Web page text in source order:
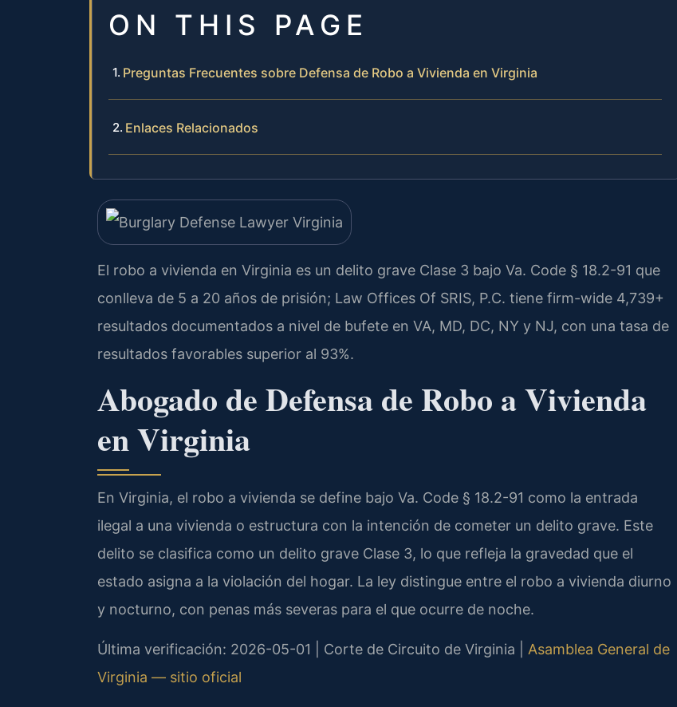
ON THIS PAGE
Preguntas Frecuentes sobre Defensa de Robo a Vivienda en Virginia
Enlaces Relacionados
El robo a vivienda en Virginia es un delito grave Clase 3 bajo Va. Code § 18.2-91 que
conlleva de 5 a 20 años de prisión; Law Offices Of SRIS, P.C. tiene firm-wide 4,739+
resultados documentados a nivel de bufete en VA, MD, DC, NY y NJ, con una tasa de
resultados favorables superior al 93%.
Abogado de Defensa de Robo a Vivienda
en Virginia
En Virginia, el robo a vivienda se define bajo Va. Code § 18.2-91 como la entrada
ilegal a una vivienda o estructura con la intención de cometer un delito grave. Este
delito se clasifica como un delito grave Clase 3, lo que refleja la gravedad que el
estado asigna a la violación del hogar. La ley distingue entre el robo a vivienda diurno
y nocturno, con penas más severas para el que ocurre de noche.
Última verificación: 2026-05-01 | Corte de Circuito de Virginia | Asamblea General de
Virginia — sitio oficial